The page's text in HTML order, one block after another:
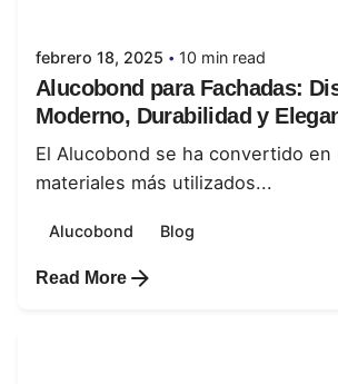
febrero 18, 2025 10 min read
Alucobond para Fachadas:
Moderno, Durabilidad y
El Alucobond se ha convertido en
materiales más utilizados...
Alucobond Blog
Read More